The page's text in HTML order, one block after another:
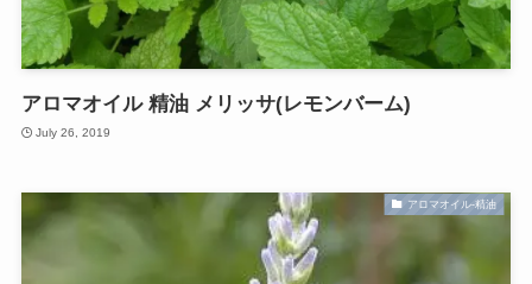
アロマオイル 精油 メリッサ(レモンバーム)
July 26, 2019
アロマオイル-精油